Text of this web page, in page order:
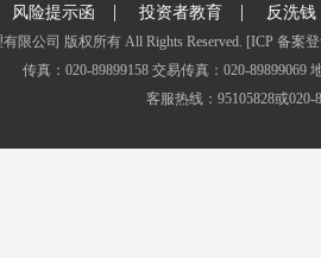
风险提示函 | 投资者教育 | 反洗钱
限公司 版权所有 All Rights Reserved. [ICP 备案
传真：020-89899158 交易传真：020-
客服热线：95105828或020-